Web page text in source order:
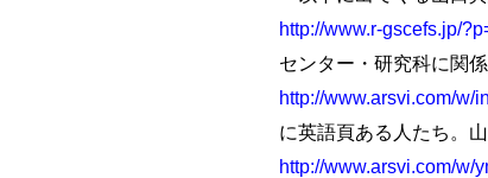
http://www.r-gscefs.jp/
センター・研究科に関
http://www.arsvi.com/w/
に英語頁ある人たち。
http://www.arsvi.com/w/